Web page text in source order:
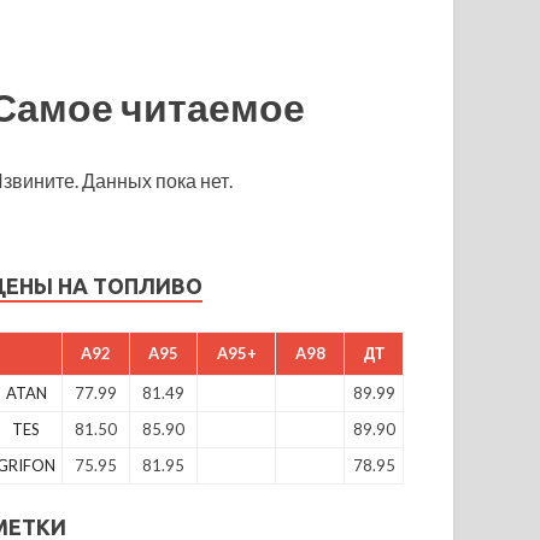
читаемое
Данных пока нет.
НА ТОПЛИВО
A92 A95 A95+ A98 ДТ
ATAN 77.99 81.49
89.99
TES
81.50 85.90
89.90
75.95 81.95 78.95